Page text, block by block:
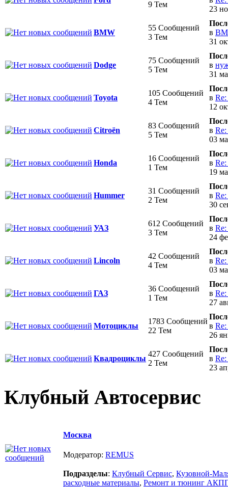
9 Тем
23
BMW
55 Сообщений
3 Тем
в
31
Dodge
75 Сообщений
5 Тем
в
31
Toyota
105 Сообщений
4 Тем
в
12
Citroёn
83 Сообщений
5 Тем
в
03
Honda
16 Сообщений
1 Тем
в
19
Hummer
31 Сообщений
2 Тем
в
30
УАЗ
612 Сообщений
3 Тем
в
24
Lincoln
42 Сообщений
4 Тем
в
03
ГАЗ
36 Сообщений
1 Тем
в
27
Мотоциклы
1783 Сообщений
22 Тем
в
26
Квадроциклы
427 Сообщений
2 Тем
в
23
Клубный Автосервис
Москва
Модератор: REMUS
Подразделы: Клубный Сервис, Кузовной-
расходные материалы, Ремонт и тюнинг